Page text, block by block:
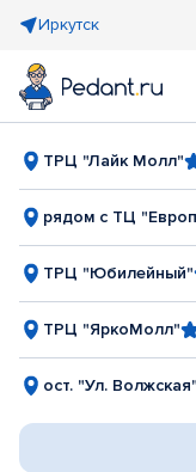
Иркутск
ТРЦ "Лайк Молл"
рядом с ТЦ
ТРЦ "Юбилейный"
ТРЦ "ЯркоМолл"
ост. "Ул. Волжская"